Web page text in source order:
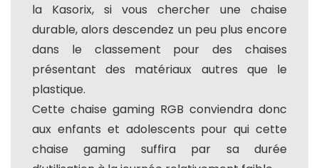
la Kasorix, si vous chercher une chaise
durable, alors descendez un peu plus encore
dans le classement pour des chaises
présentant des matériaux autres que le
plastique.
Cette chaise gaming RGB conviendra donc
aux enfants et adolescents pour qui cette
chaise gaming suffira par sa durée